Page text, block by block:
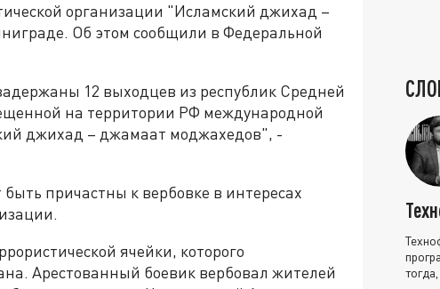
организации "Исламский джихад –
Об этом сообщили в Федеральной
12 выходцев из республик Средней
на территории РФ международной
джихад – джамаат моджахедов", -
причастны к вербовке в интересах
ячейки, которого
Арестованный боевик вербовал жителей